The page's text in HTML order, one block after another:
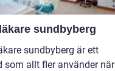
sundbyberg
sundbyberg är ett
som allt fler använder när